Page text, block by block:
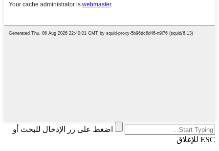
اضغط على زر الإدخال للبحث أو
ESC للإغلاق